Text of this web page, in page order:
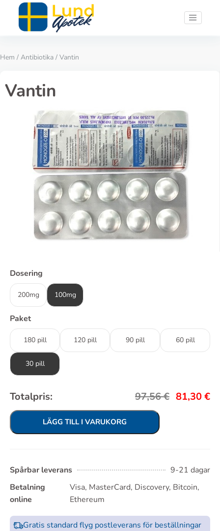
Hem / Antibiotika / Vantin
Vantin
Dosering
200mg 100mg
Paket
180 pill 120 pill 90 pill 60 pill
30 pill
Totalpris: 97,56€ 81,30€
LÄGG TILL I VARUKORG
Spårbar leverans
9-21 dagar
Betalning
online
Visa, MasterCard, Discovery, Bitcoin,
Ethereum
Gratis standard flyg postleverans för beställningar